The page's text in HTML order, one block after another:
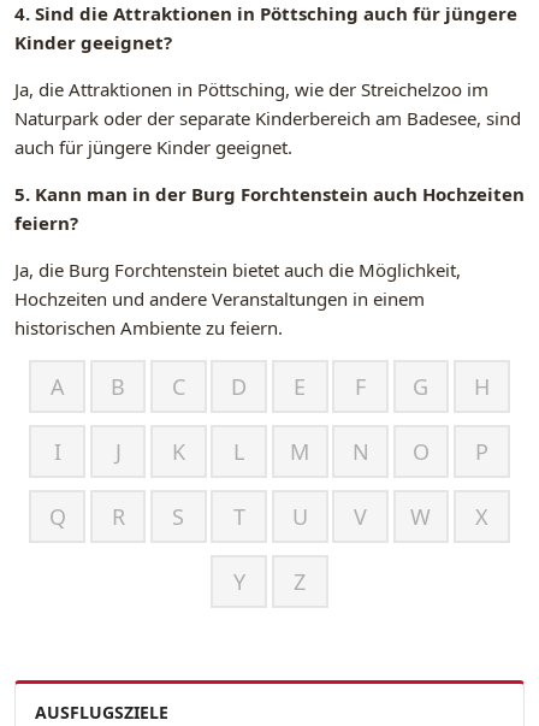
4. Sind die Attraktionen in Pöttsching auch für jüngere
Kinder geeignet?
Ja, die Attraktionen in Pöttsching, wie der Streichelzoo im
Naturpark oder der separate Kinderbereich am Badesee, sind
auch für jüngere Kinder geeignet.
5. Kann man in der Burg Forchtenstein auch Hochzeiten
feiern?
Ja, die Burg Forchtenstein bietet auch die Möglichkeit,
Hochzeiten und andere Veranstaltungen in einem
historischen Ambiente zu feiern.
A B C D E F G H
I J K L M N O P
Q R S T U V W X
Y Z
AUSFLUGSZIELE